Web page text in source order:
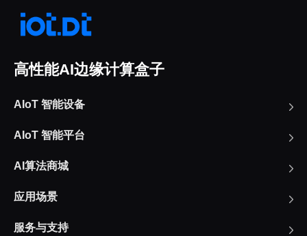
高性能AI边缘计算盒子
AIoT 智能设备
AIoT 智能平台
AI算法商城
应用场景
服务与支持